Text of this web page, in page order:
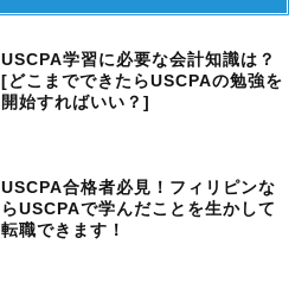
USCPA学習に必要な会計知識は？
[どこまでできたらUSCPAの勉強を
開始すればいい？]
USCPA合格者必見！フィリピンな
らUSCPAで学んだことを生かして
転職できます！